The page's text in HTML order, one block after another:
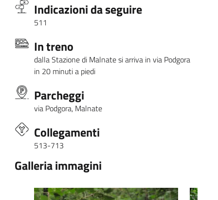
Indicazioni da seguire
511
In treno
dalla Stazione di Malnate si arriva in via Podgora
in 20 minuti a piedi
Parcheggi
via Podgora, Malnate
Collegamenti
513-713
Galleria immagini